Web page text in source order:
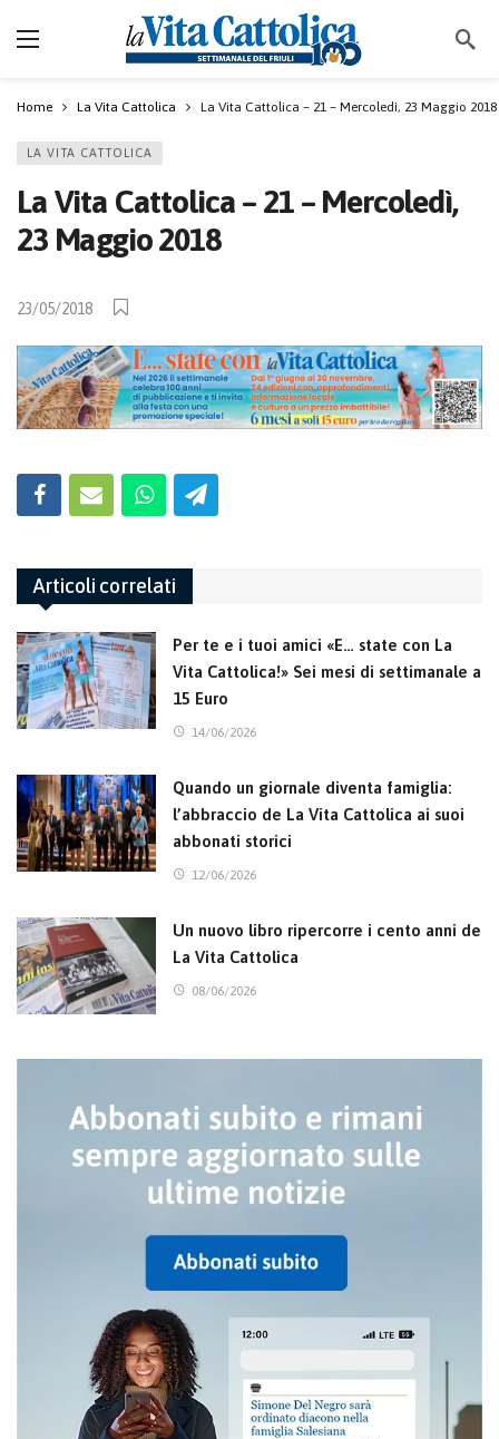
Home La Vita Cattolica La Vita Cattolica – 21 – Mercoledì, 23 Maggio 2018
LA VITA CATTOLICA
La Vita Cattolica – 21 – Mercoledì,
23 Maggio 2018
23/05/2018
Articoli correlati
Per te e i tuoi amici «E… state con La
Vita Cattolica!» Sei mesi di settimanale a
15 Euro
14/06/2026
Quando un giornale diventa famiglia:
l’abbraccio de La Vita Cattolica ai suoi
abbonati storici
12/06/2026
Un nuovo libro ripercorre i cento anni de
La Vita Cattolica
08/06/2026